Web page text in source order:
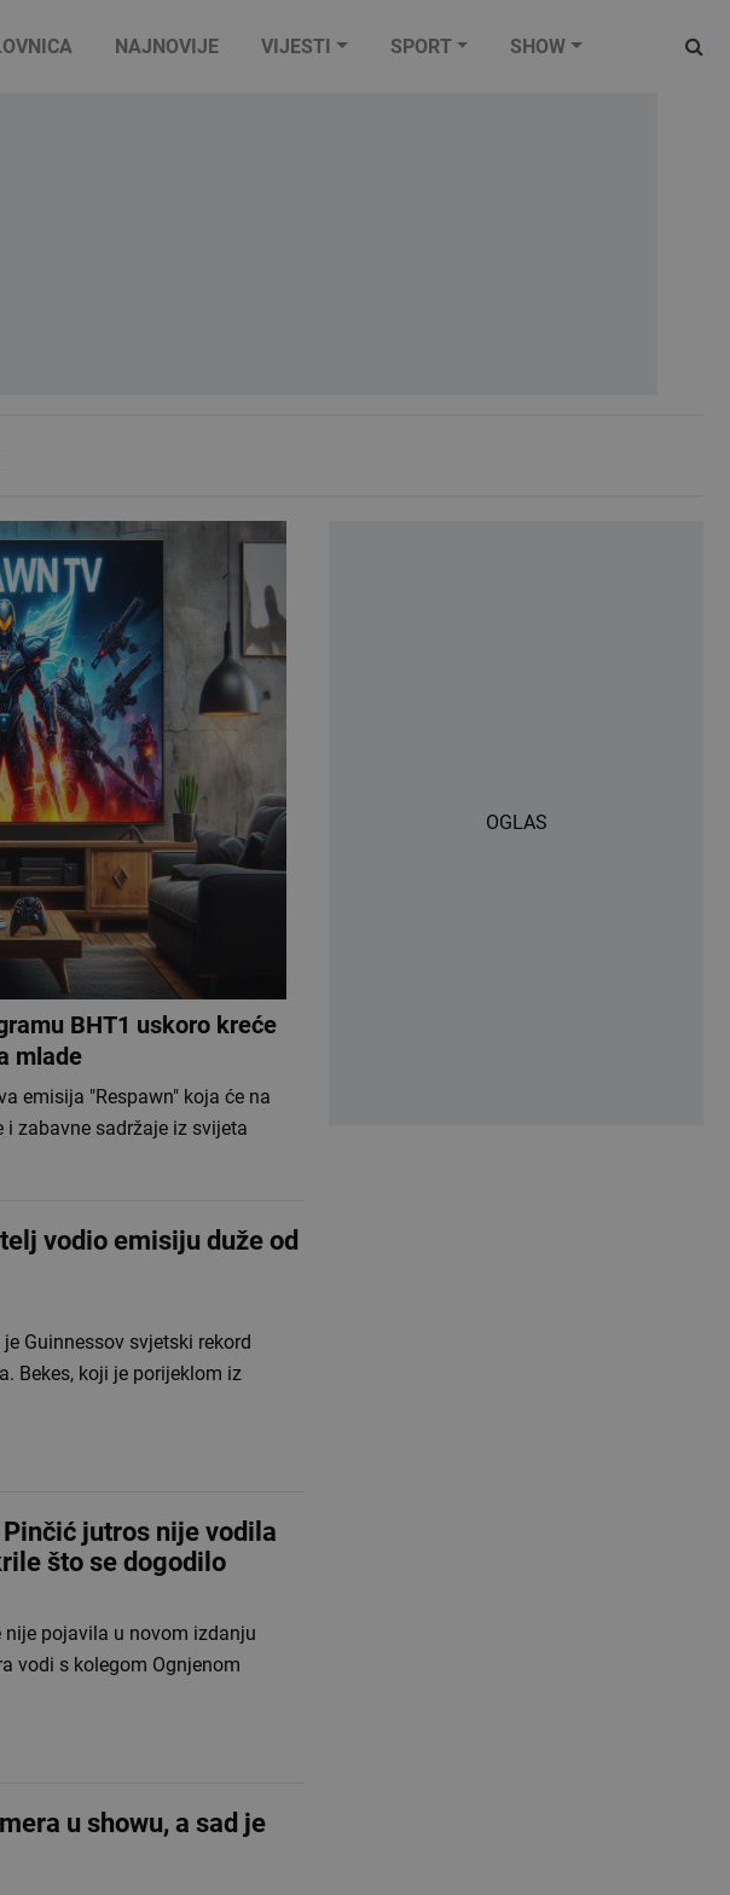
NAJNOVIJE VIJESTI SPORT SHOW
BHT1 uskoro kreće
mlade
emisija "Respawn" koja će na
zabavne sadržaje iz svijeta
vodio emisiju duže od
Guinnessov svjetski rekord
Bekes, koji je porijeklom iz
Pinčić jutros nije vodila
što se dogodilo
pojavila u novom izdanju
vodi s kolegom Ognjenom
u showu, a sad je
OGLAS